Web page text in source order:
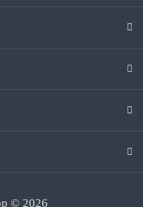
© 2026